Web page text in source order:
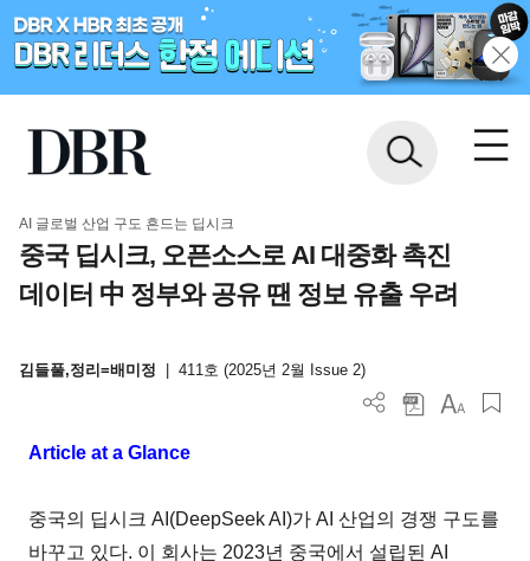
AI 글로벌 산업 구도 흔드는 딥시크
중국 딥시크, 오픈소스로 AI 대중화 촉진
데이터 中 정부와 공유 땐 정보 유출 우려
김들풀,정리=배미정 411호 (2025년 2월 Issue 2)
Article at a Glance
중국의 딥시크 AI(DeepSeek AI)가 AI 산업의 경쟁 구도를
바꾸고 있다. 이 회사는 2023년 중국에서 설립된 AI